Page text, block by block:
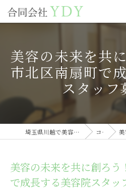
美容の未来を共
市北区南扇町で
スタッフ
埼玉県川越で美容室の求人なら合同会社YDY コラム 美容
美容の未来を共に創ろう
で成長する美容院スタッ